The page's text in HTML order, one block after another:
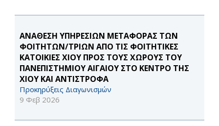
ΑΝΑΘΕΣΗ ΥΠΗΡΕΣΙΩΝ ΜΕΤΑΦΟΡΑΣ ΤΩΝ
ΦΟΙΤΗΤΩΝ/ΤΡΙΩΝ ΑΠΟ ΤΙΣ ΦΟΙΤΗΤΙΚΕΣ
ΚΑΤΟΙΚΙΕΣ ΧΙΟΥ ΠΡΟΣ ΤΟΥΣ ΧΩΡΟΥΣ ΤΟΥ
ΠΑΝΕΠΙΣΤΗΜΙΟΥ ΑΙΓΑΙΟΥ ΣΤΟ ΚΕΝΤΡΟ ΤΗΣ
ΧΙΟΥ ΚΑΙ ΑΝΤΙΣΤΡΟΦΑ
Προκηρύξεις Διαγωνισμών
9 Φεβ 2026